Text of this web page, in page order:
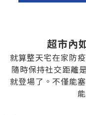
超市內
就算整天宅在家防
隨時保持社交距離
就登場了。不僅能